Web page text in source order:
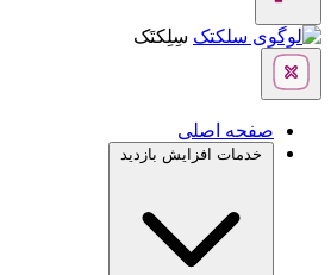
سِلِکتَک
صفحه اصلی
خدمات افزایش بازدید